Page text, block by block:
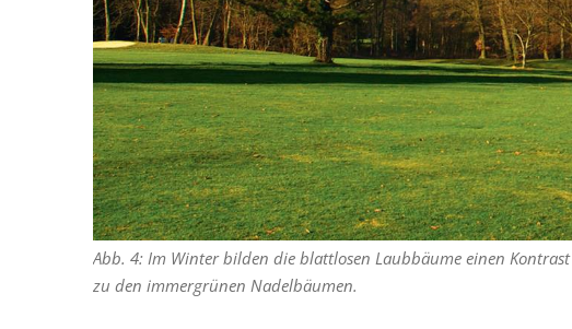
Abb. 4: Im Winter bilden die blattlosen Laubbäume einen Kontrast
zu den immergrünen Nadelbäumen.